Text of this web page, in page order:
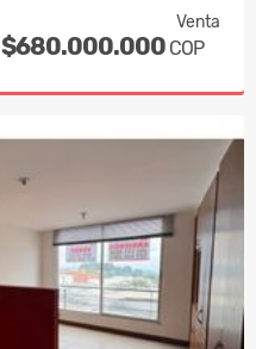
Venta
$680.000.000 COP